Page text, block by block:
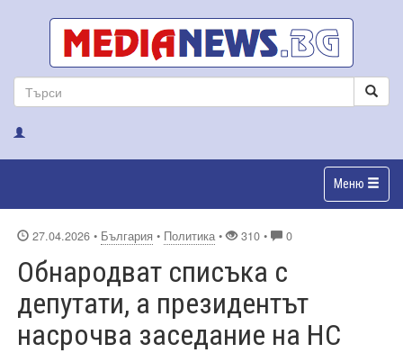
Меню
27.04.2026 • България • Политика • 310 • 0
Обнародват списъка с
депутати, а президентът
насрочва заседание на НС